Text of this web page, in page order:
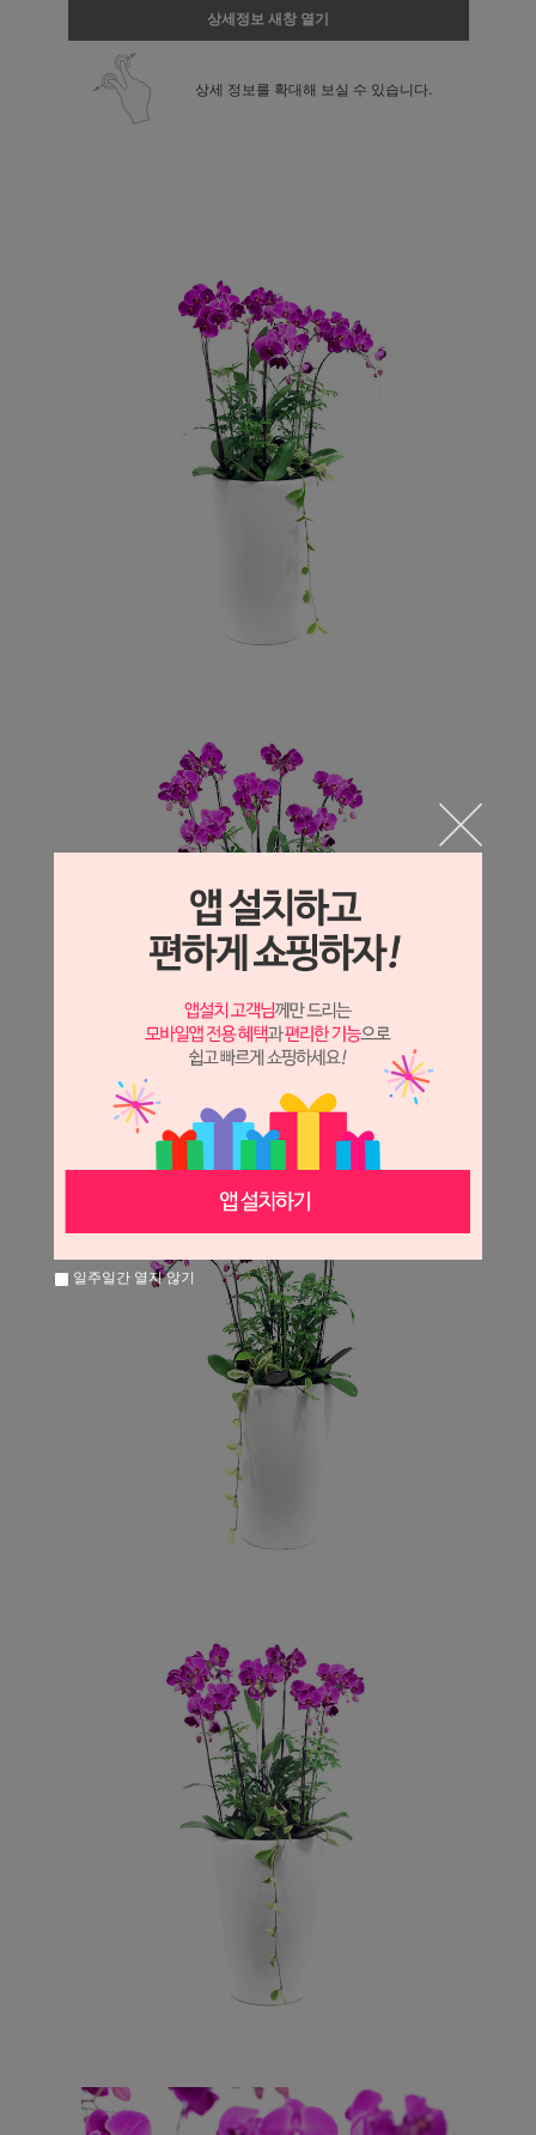
상세정보 새창 열기
상세 정보를 확대해 보실 수 있습니다.
일주일간 열지 않기